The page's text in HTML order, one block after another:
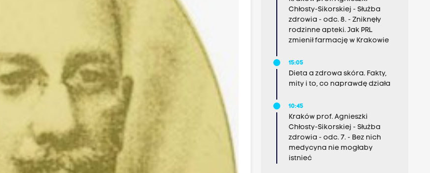
Chłosty-Sikorskiej - Służba
zdrowia - odc. 8. - Zniknęły
rodzinne apteki. Jak PRL
zmienił farmację w Krakowie
15:05
Dieta a zdrowa skóra. Fakty,
mity i to, co naprawdę działa
10:45
Kraków prof. Agnieszki
Chłosty-Sikorskiej - Służba
zdrowia - odc. 7. - Bez nich
medycyna nie mogłaby
istnieć